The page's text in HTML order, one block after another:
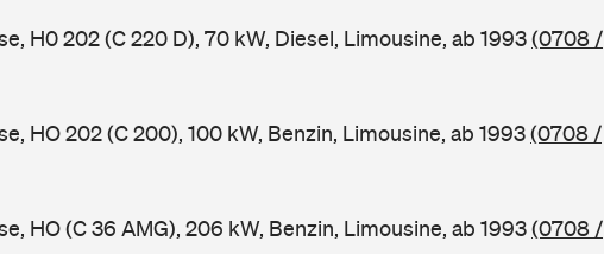
H0 202 (C 220 D), 70 kW, Diesel, Limousine, ab 1993(0708 /
HO 202 (C 200), 100 kW, Benzin, Limousine, ab 1993(0708 /
HO (C 36 AMG), 206 kW, Benzin, Limousine, ab 1993(0708 /